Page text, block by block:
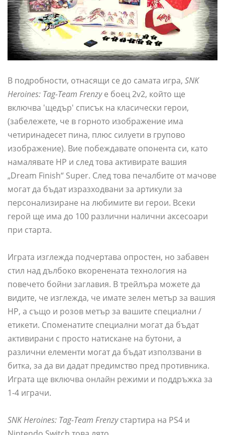
В подробности, отнасящи се до самата игра, SNK
Heroines: Tag-Team Frenzyе боец ​​2v2, който ще
включва 'щедър' списък на класически герои,
(забележете, че в горното изображение има
четиринадесет пина, плюс силуети в групово
изображение). Вие побеждавате опонента си, като
намалявате HP и след това активирате вашия
„Dream Finish“ Super. След това печалбите от мачове
могат да бъдат изразходвани за артикули за
персонализиране на любимите ви герои. Всеки
герой ще има до 100 различни налични аксесоари
при старта.
Играта изглежда подчертава опростен, но забавен
стил над дълбоко вкоренената технология на
повечето бойни заглавия. В трейлъра можете да
видите, че изглежда, че имате зелен метър за вашия
HP, а също и розов метър за вашите специални /
етикети. Споменатите специални могат да бъдат
активирани с просто натискане на бутони, а
различни елементи могат да бъдат използвани в
битка, за да ви дадат предимство пред противника.
Играта ще включва онлайн режими и поддръжка за
1-4 играчи.
SNK Heroines: Tag-Team Frenzyстартира на PS4 и